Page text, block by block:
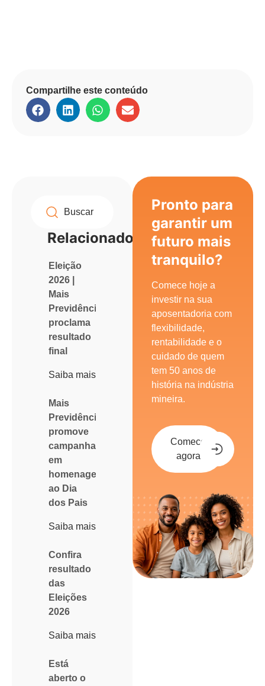
Compartilhe este conteúdo
Relacionados
Eleição
2026 |
Mais
Previdência
proclama
resultado
final
Saiba mais
Mais
Previdência
promove
campanha
em
homenagem
ao Dia
dos Pais
Saiba mais
Confira
resultado
das
Eleições
2026
Saiba mais
Está
aberto o
Pronto para
garantir um
futuro mais
tranquilo?
Comece hoje a
investir na sua
aposentadoria com
flexibilidade,
rentabilidade e o
cuidado de quem
tem 50 anos de
história na indústria
mineira.
Comece
agora